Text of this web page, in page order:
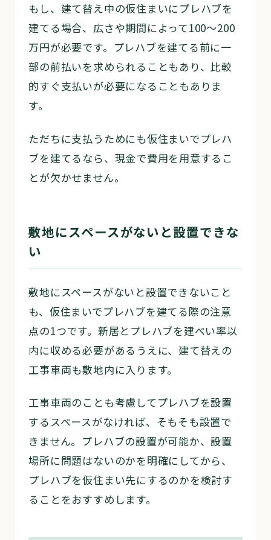
もし、建て替え中の仮住まいにプレハブを
建てる場合、広さや期間によって100〜200
万円が必要です。プレハブを建てる前に一
部の前払いを求められることもあり、比較
的すぐ支払いが必要になることもありま
す。
ただちに支払うためにも仮住まいでプレハ
ブを建てるなら、現金で費用を用意するこ
とが欠かせません。
敷地にスペースがないと設置できな
い
敷地にスペースがないと設置できないこと
も、仮住まいでプレハブを建てる際の注意
点の1つです。新居とプレハブを建ぺい率以
内に収める必要があるうえに、建て替えの
工事車両も敷地内に入ります。
工事車両のことも考慮してプレハブを設置
するスペースがなければ、そもそも設置で
きません。プレハブの設置が可能か、設置
場所に問題はないのかを明確にしてから、
プレハブを仮住まい先にするのかを検討す
ることをおすすめします。